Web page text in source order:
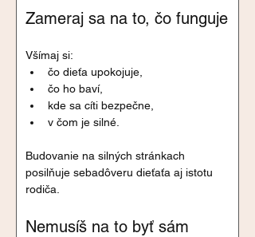
Zameraj sa na to, čo funguje
Všímaj si:
čo dieťa upokojuje,
čo ho baví,
kde sa cíti bezpečne,
v čom je silné.
Budovanie na silných stránkach
posilňuje sebadôveru dieťaťa aj istotu
rodiča.
Nemusíš na to byť sám